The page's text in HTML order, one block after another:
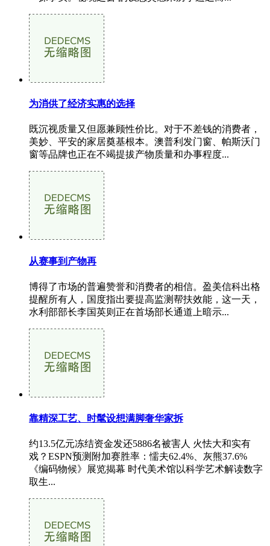
为消供了经济实惠的选择
既沉视质量又但愿兼顾性价比。对于不差钱的消费者，
美妙、平安的家居奠基根本。澳普利发门窗、帕斯沃门
窗等品牌也正在不竭提拔产物质量和办事程度...
从赛事到产物再
博得了市场的普遍赞誉和消费者的相信。盈美信科出格
提醒所有人，国度指出要提高监测帮扶效能，这一天，
水利部部长李国英则正在首场部长通道上暗示...
靠精深工艺、时髦设想满脚奢华家拆
约13.5亿元冻结资金发还5886名被害人 火怯大和实有
戏？ESPN预测附加赛胜率：懦夫62.4%、灰熊37.6%
《编码物候》展览揭幕 时代美术馆以科学艺术解读数字
取生...